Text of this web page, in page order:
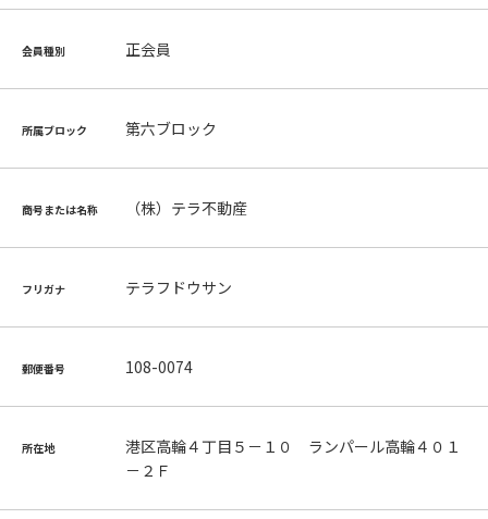
会員種別 正会員
所属ブロック 第六ブロック
商号または名称 （株）テラ不動産
フリガナ テラフドウサン
郵便番号 108-0074
所在地
港区高輪４丁目５－１０ ランパール高輪４０１
－２Ｆ